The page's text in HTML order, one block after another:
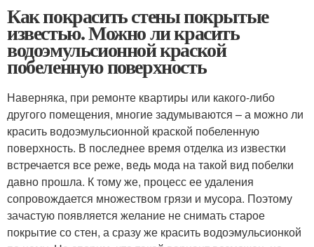
Как покрасить стены покрытые
известью. Можно ли красить
водоэмульсионной краской
побеленную поверхность
Наверняка, при ремонте квартиры или какого-либо
другого помещения, многие задумываются – а можно ли
красить водоэмульсионной краской побеленную
поверхность. В последнее время отделка из известки
встречается все реже, ведь мода на такой вид побелки
давно прошла. К тому же, процесс ее удаления
сопровождается множеством грязи и мусора. Поэтому
зачастую появляется желание не снимать старое
покрытие со стен, а сразу же красить водоэмульсионкой